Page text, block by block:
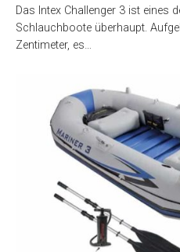
Das Intex Challenger 3 ist eines
Schlauchboote überhaupt.
Zentimeter, es…